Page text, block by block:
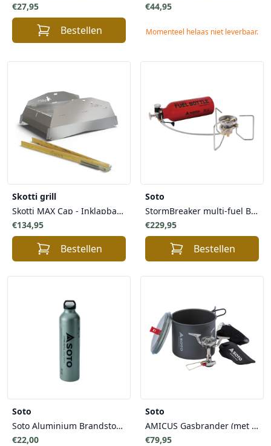
€27,95
Bestellen
€44,95
Momenteel helaas niet leverbaar.
Skotti grill
Skotti MAX Cap - Inklapbare deksel voor Skotti MAX Grill
€134,95
Bestellen
Soto
StormBreaker multi-fuel Brander met 700ml brandstoffles
€229,95
Bestellen
Soto
Soto Aluminium Brandstoffles voor SOTO MUKA, StormBreaker met SmartPump Systeem
€22,00
Soto
AMICUS Gasbrander (met piezo ontsteker) + New River Pot Pan Combo
€79,95